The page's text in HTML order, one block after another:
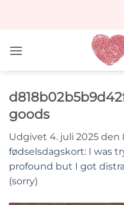
goods
Udgivet 4. juli 2025 den
fødselsdagskort: I was
profound but I got
(sorry)